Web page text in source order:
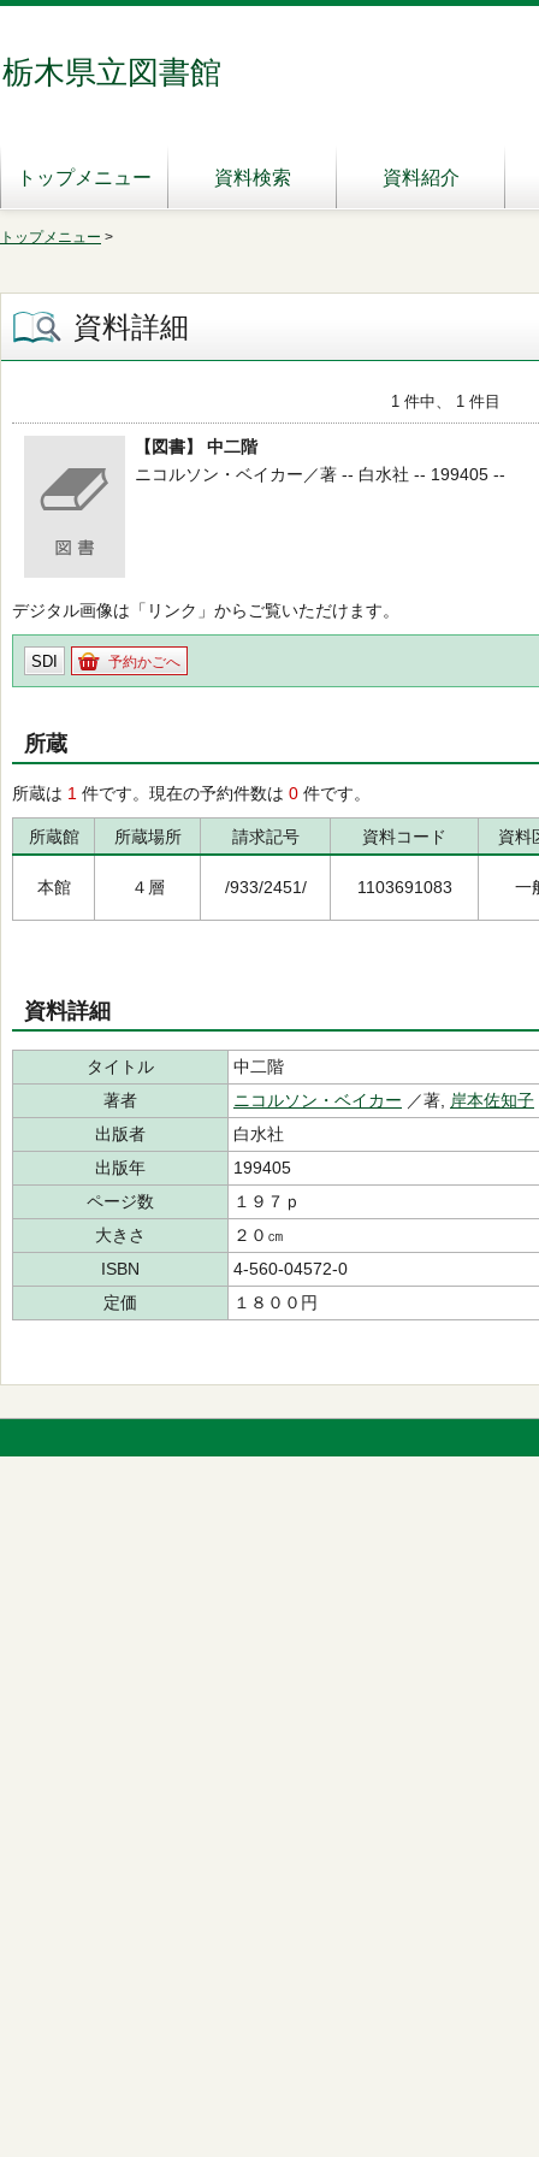
栃木県立図書館
トップメニュー 資料検索 資料紹介
トップメニュー >
資料詳細
1 件中、 1 件目
【図書】 中二階
ニコルソン・ベイカー／著 -- 白水社 -- 199405 --
デジタル画像は「リンク」からご覧いただけます。
SDI 予約かごへ
所蔵
所蔵は 1 件です。現在の予約件数は 0 件です。
所蔵館 所蔵場所 請求記号 資料コード 資料
本館 ４層 /933/2451/ 1103691083 一
資料詳細
タイトル
中二階
著者
ニコルソン・ベイカー ／著, 岸本佐知子
出版者
白水社
出版年
199405
ページ数
１９７ｐ
大きさ
２０㎝
ISBN
4-560-04572-0
定価
１８００円